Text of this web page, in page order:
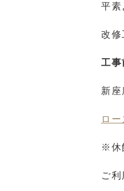
平素
改修
工
新座
ロ
※休
ご